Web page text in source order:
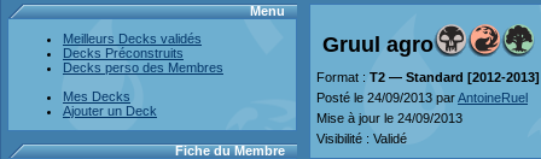
Menu
Meilleurs Decks validés
Decks Préconstruits
Decks perso des Membres
Mes Decks
Ajouter un Deck
Fiche du Membre
Gruul agro
Format : T2 — Standard [2012-2013]
Posté le 24/09/2013 parAntoineRuel
Mise à jour le 24/09/2013
Visibilité : Validé